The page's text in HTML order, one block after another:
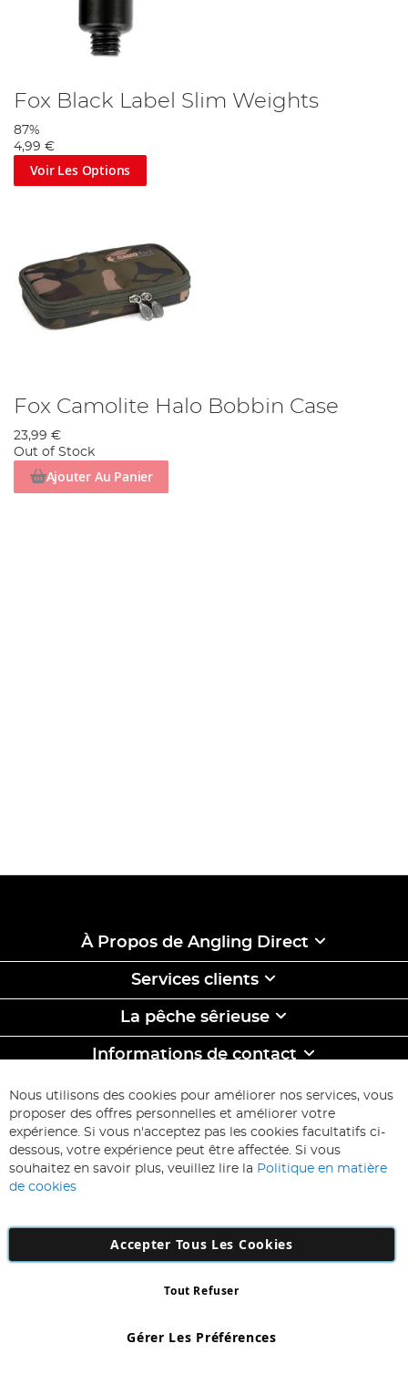
Fox Black Label Slim Weights
87%
4,99 €
Voir Les Options
Fox Camolite Halo Bobbin Case
23,99 €
Out of Stock
Ajouter Au Panier
À Propos de Angling Direct
Services clients
La pêche sêrieuse
Informations de contact
ABONNEZ-VOUS & ECONOMISEZ
Inscription
à
d’information
:
Inscription
Number: 863029607
Nous utilisons des cookies pour améliorer nos services, vous
proposer des offres personnelles et améliorer votre
expérience. Si vous n'acceptez pas les cookies facultatifs ci-
dessous, votre expérience peut être affectée. Si vous
souhaitez en savoir plus, veuillez lire la Politique en matière
de cookies
Accepter Tous Les Cookies
Gérer Les Préférences
Tout Refuser